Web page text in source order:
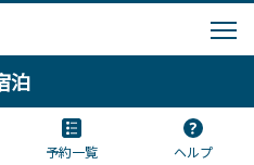
泊
予約一覧 ヘルプ